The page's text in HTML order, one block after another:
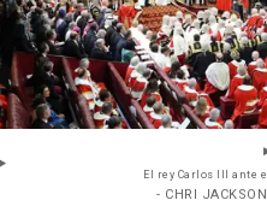
El rey Carlos III ante
- CHRI